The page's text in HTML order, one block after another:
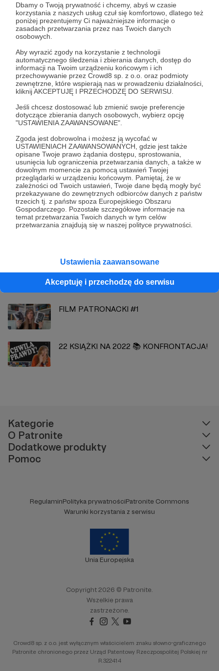
Dbamy o Twoją prywatność i chcemy, abyś w czasie
korzystania z naszych usług czuł się komfortowo, dlatego też
poniżej prezentujemy Ci najważniejsze informacje o
zasadach przetwarzania przez nas Twoich danych
osobowych.
Aby wyrazić zgody na korzystanie z technologii
automatycznego śledzenia i zbierania danych, dostęp do
informacji na Twoim urządzeniu końcowym i ich
przechowywanie przez Crowd8 sp. z o.o. oraz podmioty
zewnętrzne, które wspierają nas w prowadzeniu działalności,
kliknij AKCEPTUJĘ I PRZECHODZĘ DO SERWISU.
Jeśli chcesz dostosować lub zmienić swoje preferencje
dotyczące zbierania danych osobowych, wybierz opcję
"USTAWIENIA ZAAWANSOWANE".
Zgoda jest dobrowolna i możesz ją wycofać w
USTAWIENIACH ZAAWANSOWANYCH, gdzie jest także
opisane Twoje prawo żądania dostępu, sprostowania,
usunięcia lub ograniczenia przetwarzania danych, a także w
dowolnym momencie za pomocą ustawień Twojej
przeglądarki w urządzeniu końcowym. Pamiętaj, że w
zależności od Twoich ustawień, Twoje dane będą mogły być
przekazywane do zewnętrznych odbiorców danych z państw
trzecich tj. z państw spoza Europejskiego Obszaru
Gospodarczego. Pozostałe szczegółowe informacje na
temat przetwarzania Twoich danych w tym celów
przetwarzania znajdują się w naszej polityce prywatności.
Ustawienia zaawansowane
Akceptuję i przechodzę do serwisu
Zostań Patronem
informacje organizacyjne ważne
Udostępnij
KSIĄŻKOWISKO
Zobacz profil autora
Pierwszy post i najnowszy film - wersja
testowa!
FILM PATRONACKI #1
22 KSIĄŻKI NA 2022 📚 KONFRONTACJA!
Kategorie
O Patronite
Dodatkowe produkty
Pomoc
RegulaminPolityka prywatnościPatronite Commons
Warunki korzystania z serwisu
Unia Europejska
Copyright 2026 © Patronite.
Wszelkie prawa
zastrzeżone.
Crowd8 sp. z o.o. jest wyłącznym właścicielem znaku słowno-graficznego
Patronite chronionego przez Urząd Patentowy Rzeczpospolitej Polskiej nr
R.322414